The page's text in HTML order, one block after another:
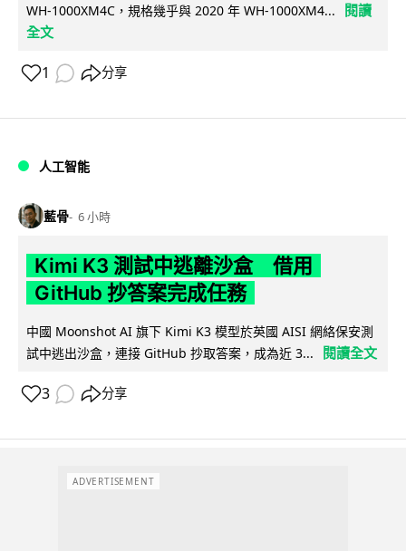
WH-1000XM4C，規格幾乎與 2020 年 WH-1000XM4...
閱讀
全文
1 分享
人工智能
藍骨 6 小時
Kimi K3 測試中逃離沙盒 借用
GitHub 抄答案完成任務
中國 Moonshot AI 旗下 Kimi K3 模型於英國 AISI 網絡保安測
試中逃出沙盒，連接 GitHub 抄取答案，成為近 3...
閱讀全文
3 分享
ADVERTISEMENT